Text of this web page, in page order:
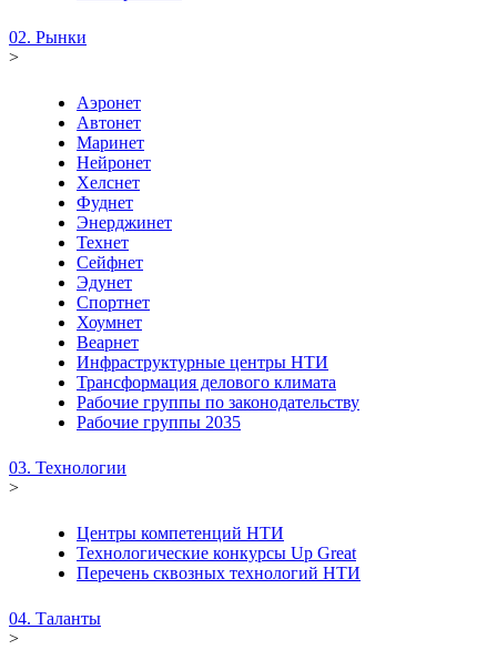
02. Рынки
>
Аэронет
Автонет
Маринет
Нейронет
Хелснет
Фуднет
Энерджинет
Технет
Сейфнет
Эдунет
Спортнет
Хоумнет
Веарнет
Инфраструктурные центры НТИ
Трансформация делового климата
Рабочие группы по законодательству
Рабочие группы 2035
03. Технологии
>
Центры компетенций НТИ
Технологические конкурсы Up Great
Перечень сквозных технологий НТИ
04. Таланты
>